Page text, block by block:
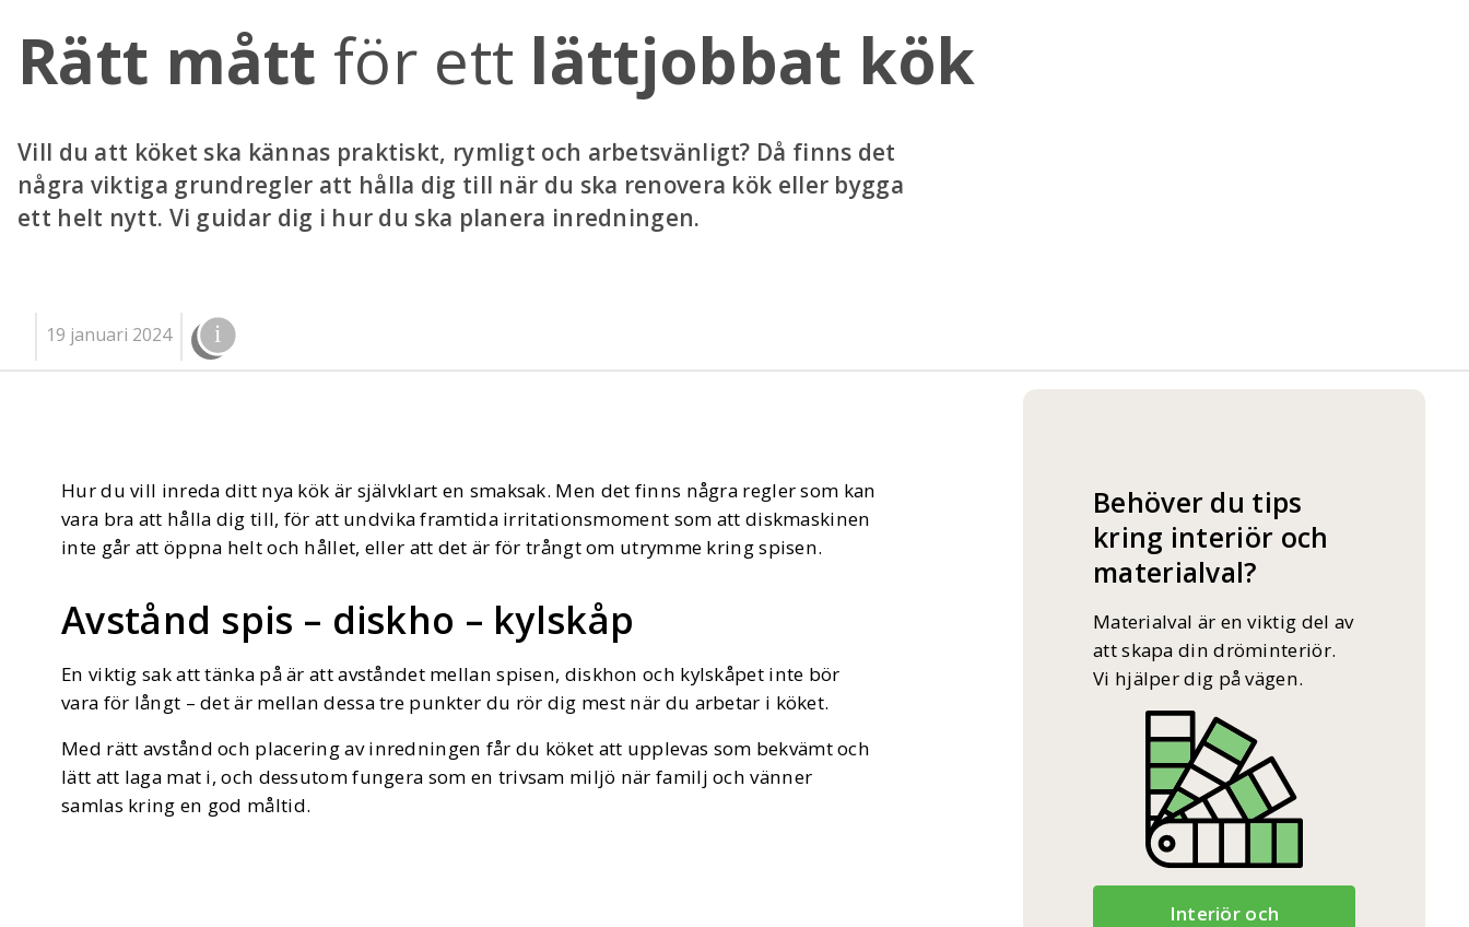
Rätt mått för ett lättjobbat kök
Vill du att köket ska kännas praktiskt, rymligt och arbetsvänligt? Då finns det
några viktiga grundregler att hålla dig till när du ska renovera kök eller bygga
ett helt nytt. Vi guidar dig i hur du ska planera inredningen.
19 januari 2024
Hur du vill inreda ditt nya kök är självklart en smaksak. Men det finns några regler som kan
vara bra att hålla dig till, för att undvika framtida irritationsmoment som att diskmaskinen
inte går att öppna helt och hållet, eller att det är för trångt om utrymme kring spisen.
Avstånd spis – diskho – kylskåp
En viktig sak att tänka på är att avståndet mellan spisen, diskhon och kylskåpet inte bör
vara för långt – det är mellan dessa tre punkter du rör dig mest när du arbetar i köket.
Med rätt avstånd och placering av inredningen får du köket att upplevas som bekvämt och
lätt att laga mat i, och dessutom fungera som en trivsam miljö när familj och vänner
samlas kring en god måltid.
Behöver du tips
kring interiör och
materialval?
Materialval är en viktig del av
att skapa din dröminteriör.
Vi hjälper dig på vägen.
Interiör och